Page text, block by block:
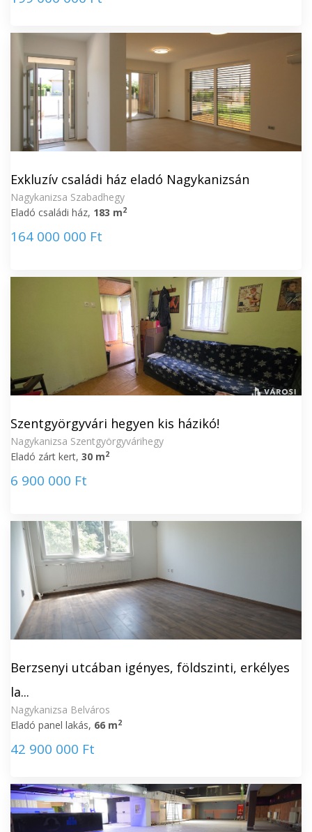
Exkluzív családi ház eladó Nagykanizsán
Nagykanizsa Szabadhegy
Eladó családi ház, 183 m2
164 000 000 Ft
Szentgyörgyvári hegyen kis házikó!
Nagykanizsa Szentgyörgyvárihegy
Eladó zárt kert, 30 m2
6 900 000 Ft
Berzsenyi utcában igényes, földszinti, erkélyes
la...
Nagykanizsa Belváros
Eladó panel lakás, 66 m2
42 900 000 Ft